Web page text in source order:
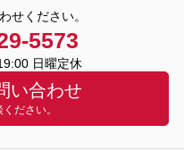
せください。
5573
日曜定休
い合わせ
ださい。